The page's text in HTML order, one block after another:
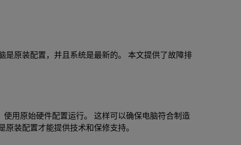
原装配置，并且系统是最新的。 本文提供了故障排
用原始硬件配置运行。 这样可以确保电脑符合制造
装配置才能提供技术和保修支持。